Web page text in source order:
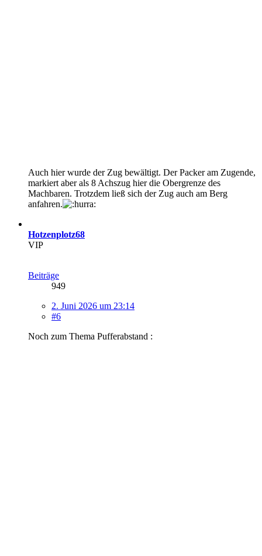
Auch hier wurde der Zug bewältigt. Der Packer am Zugende,
markiert aber als 8 Achszug hier die Obergrenze des
Machbaren. Trotzdem ließ sich der Zug auch am Berg
anfahren.
Hotzenplotz68
VIP
Beiträge
949
2. Juni 2026 um 23:14
#6
Noch zum Thema Pufferabstand :